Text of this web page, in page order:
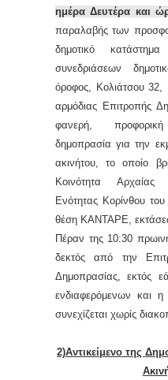
ημέραΔευτέρα και
παραλαβής των
δημοτικό
συνεδριάσεων
όροφος, Κολιάτσου 32,
αρμόδιας Επιτροπής Δ
φανερή,
δημοπρασία για την
ακινήτου, το οποίο
Κοινότητα Αρχαίας
Ενότητας Κορίνθου
θέση ΚΑΝΤΑΡΕ,
Πέραν της 10:30
δεκτός από την
Δημοπρασίας, εκτός
ενδιαφερόμενων και
συνεχίζεται χωρίς
2)Αντικείμενο της